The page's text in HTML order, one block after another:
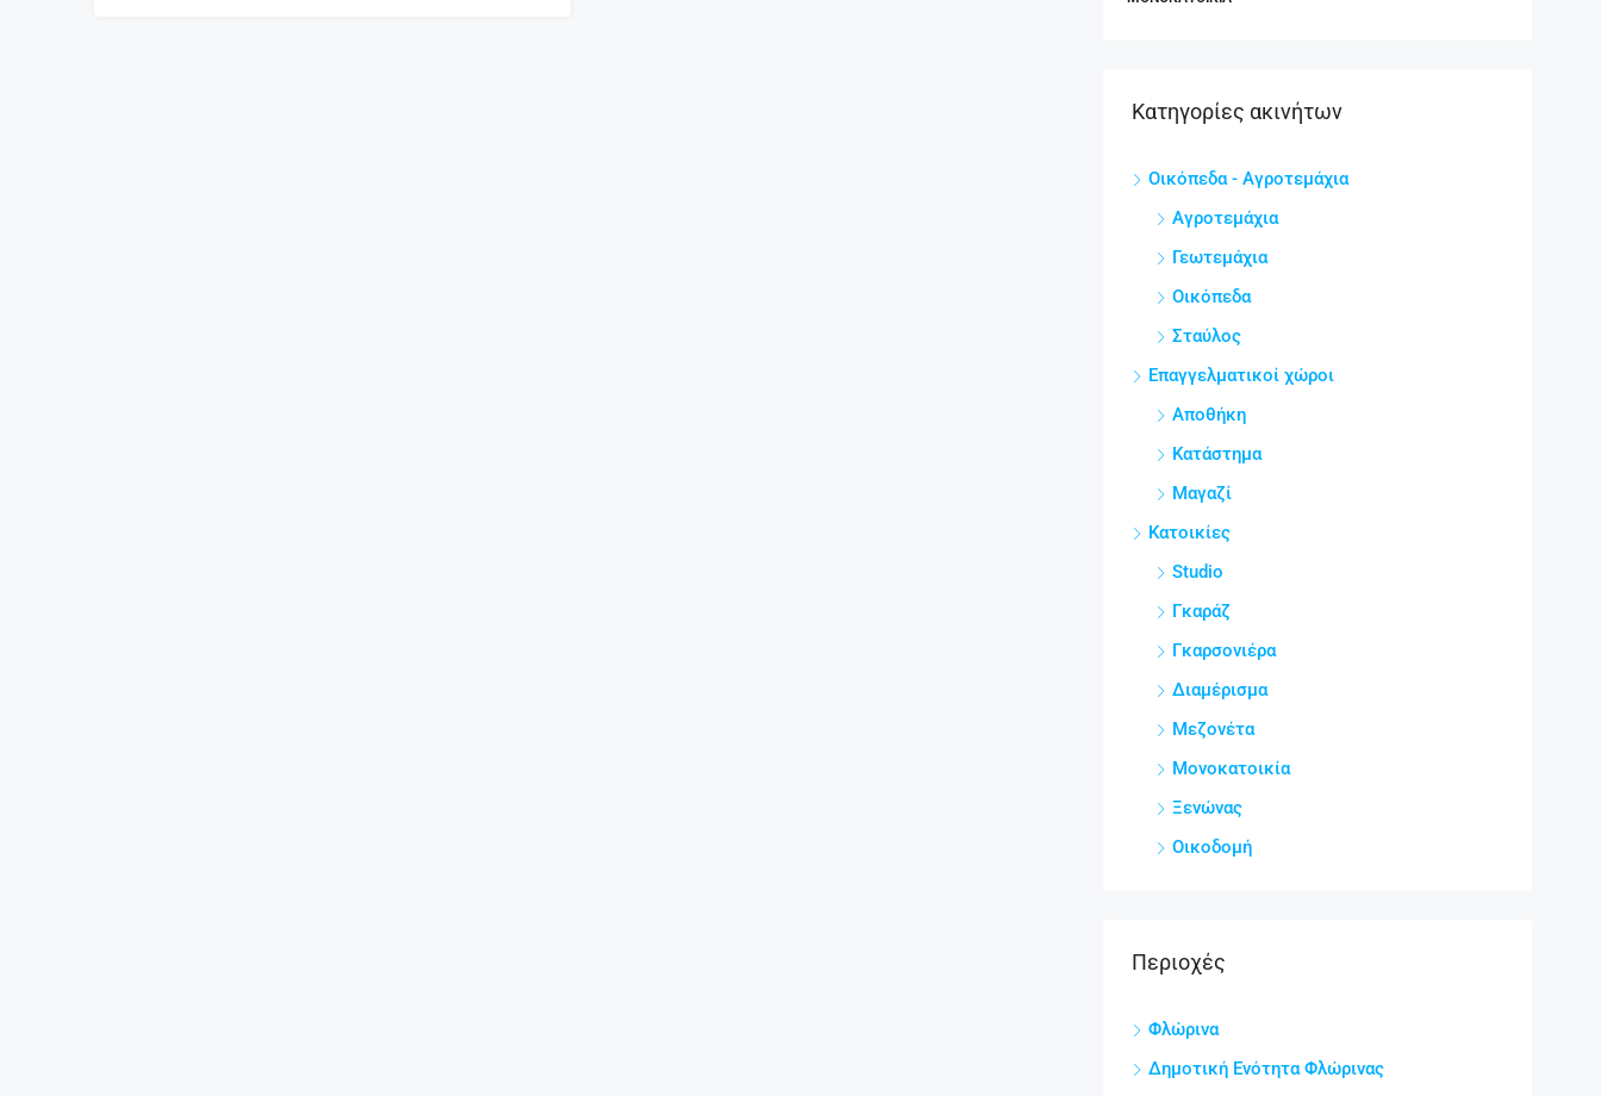
Κατηγορίες ακινήτων
Οικόπεδα - Αγροτεμάχια
Αγροτεμάχια
Γεωτεμάχια
Οικόπεδα
Σταύλος
Επαγγελματικοί χώροι
Αποθήκη
Κατάστημα
Μαγαζί
Κατοικίες
Studio
Γκαράζ
Γκαρσονιέρα
Διαμέρισμα
Μεζονέτα
Μονοκατοικία
Ξενώνας
Οικοδομή
Περιοχές
Φλώρινα
Δημοτική Ενότητα Φλώρινας